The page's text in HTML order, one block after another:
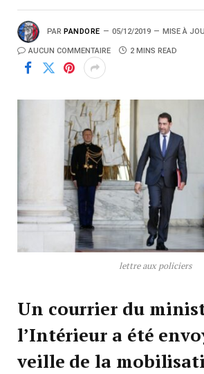
PAR PANDORE 05/12/2019 MISE À
AUCUN COMMENTAIRE 2 MINS READ
lettre aux policiers
Un courrier du
l’Intérieur a été
veille de la